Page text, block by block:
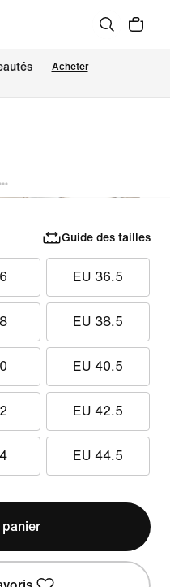
Acheter
Guide des tailles
EU 36.5
EU 38.5
EU 40.5
EU 42.5
EU 44.5
panier